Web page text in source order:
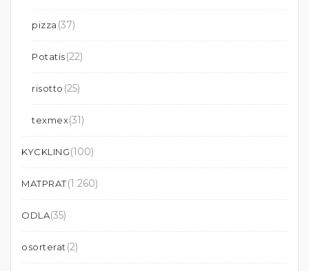
pizza (37)
Potatis(22)
risotto (25)
texmex(31)
KYCKLING(100)
MATPRAT(1 260)
ODLA(35)
osorterat (2)